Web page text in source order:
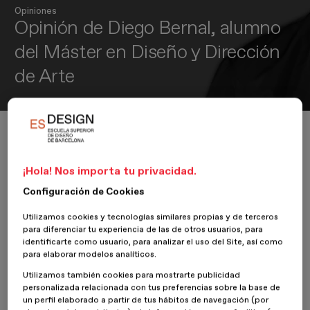
Opiniones
Opinión de Diego Bernal, alumno
del Máster en Diseño y Dirección
de Arte
Inicio
Opinión de Diego Bernal, alumno del Máster en Diseño y Dirección de
Nuestro alumnoDiego BernaldelMáster en Diseño y Dirección
de Artenos cuenta su experiencia en
¿Por qué decidiste cursar el Máster en Diseño y Dirección de
Arte de ESDESIGN?
¡Hola! Nos importa tu privacidad.
Configuración de Cookies
Utilizamos cookies y tecnologías similares propias y de terceros
para diferenciar tu experiencia de las de otros usuarios, para
identificarte como usuario, para analizar el uso del Site, así como
para elaborar modelos analíticos.
Utilizamos también cookies para mostrarte publicidad
personalizada relacionada con tus preferencias sobre la base de
un perfil elaborado a partir de tus hábitos de navegación (por